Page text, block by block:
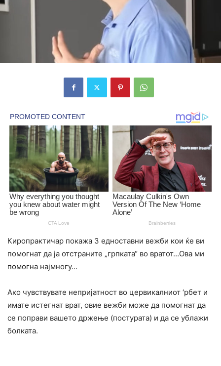
Киропрактичар покажа 3 едноставни вежби кои ќе ви
помогнат да ја отстраните „грпката“ во вратот…Ова ми
помогна најмногу…
Ако чувствувате непријатност во цервикалниот ‘рбет и
имате истегнат врат, овие вежби може да помогнат да
се поправи вашето држење (постурата) и да се ублажи
болката.